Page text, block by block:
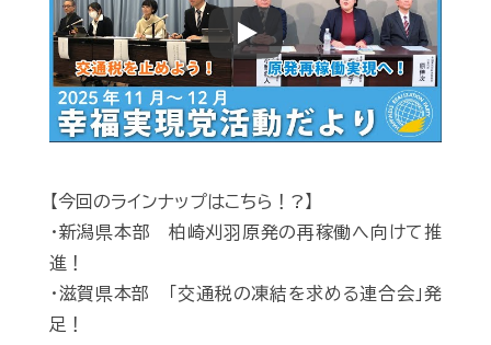
Play
【今回のラインナップはこちら！?】
・新潟県本部 柏崎刈羽原発の再稼働へ向けて推
進！
・滋賀県本部 「交通税の凍結を求める連合会」発
足！